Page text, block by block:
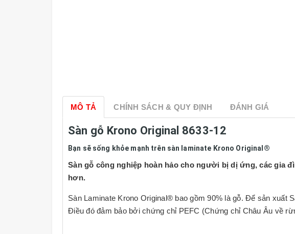
MÔ TẢ CHÍNH SÁCH & QUY ĐỊNH ĐÁNH GIÁ
Sàn gỗ Krono Original 8633-12
Bạn sẽ sống khỏe mạnh trên sàn laminate Krono Original®
Sàn gỗ công nghiệp hoàn hảo cho người bị dị ứng, các gia
hơn.
Sàn Laminate Krono Original® bao gồm 90% là gỗ. Để sản
Điều đó đảm bảo bởi chứng chỉ PEFC (Chứng chỉ Châu Âu về